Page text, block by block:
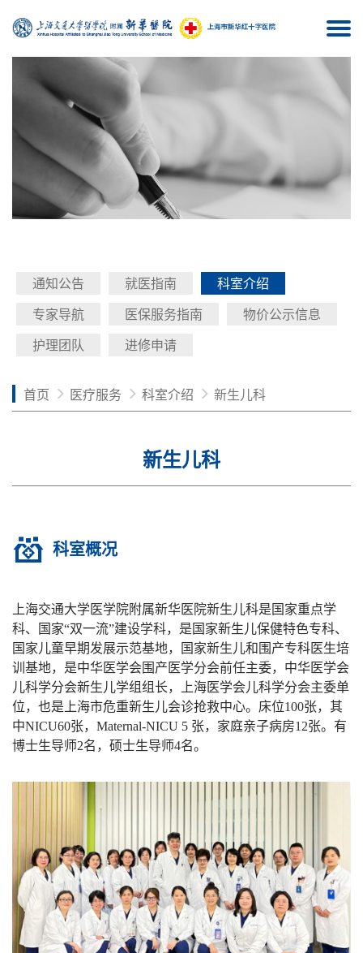
通知公告 就医指南
科室介绍
专家导航
医保服务指南
物价公示信息
护理团队
进修申请
首页 医疗服务 科室介绍 新生儿科
新生儿科
科室概况
上海交通大学医学院附属新华医院新生儿科是国家重点学
科、国家“双一流”建设学科，是国家新生儿保健特色专科、
国家儿童早期发展示范基地，国家新生儿和围产专科医生培
训基地，是中华医学会围产医学分会前任主委，中华医学会
儿科学分会新生儿学组组长，上海医学会儿科学分会主委单
位，也是上海市危重新生儿会诊抢救中心。床位100张，其
中NICU60张， Maternal-NICU 5 张，家庭亲子病房12张。有
博士生导师2名，硕士生导师4名。